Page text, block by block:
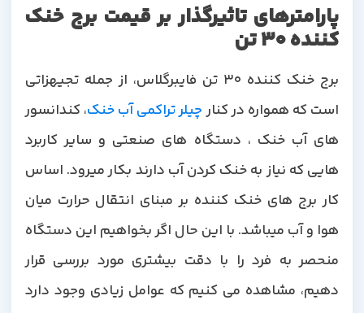
پارامترهای تاثیرگذار بر قیمت برج خنک
کننده 30 تن
برج خنک کننده 30 تن فایبرگلاس، از جمله تجیهزاتی
است که همواره در کنارچیلر تراکمی آب خنک، کندانسور
های آب خنک ، دستگاه های صنعتی و سایر کاربرد
هایی که نیاز به خنک کردن آب دارند بکار میرود. اساس
کار برج های خنک کننده بر مبنای انتقال حرارت میان
هوا و آب میباشد. با این حال اگر بخواهیم این دستگاه
منحصر به فرد را با دقت بیشتری مورد بررسی قرار
دهیم، مشاهده می کنیم که عوامل زیادی وجود دارد